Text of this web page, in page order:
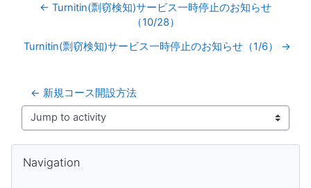
← Turnitin(剽窃検知)サービス一時停止のお知らせ
（10/28）
Turnitin(剽窃検知)サービス一時停止のお知らせ（1/6） →
← 新規コース開設方法
Jump to activity
Blocks
Navigation